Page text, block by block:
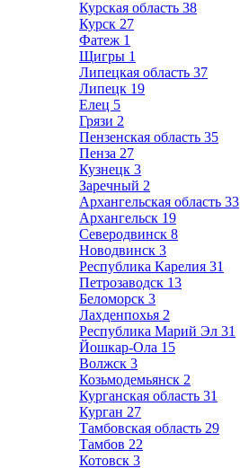
Курская область 38
Курск 27
Фатеж 1
Щигры 1
Липецкая область 37
Липецк 19
Елец 5
Грязи 2
Пензенская область 35
Пенза 27
Кузнецк 3
Заречный 2
Архангельская область 33
Архангельск 19
Северодвинск 8
Новодвинск 3
Республика Карелия 31
Петрозаводск 13
Беломорск 3
Лахденпохья 2
Республика Марий Эл 31
Йошкар-Ола 15
Волжск 3
Козьмодемьянск 2
Курганская область 31
Курган 27
Тамбовская область 29
Тамбов 22
Котовск 3